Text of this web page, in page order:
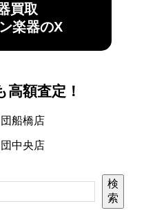
買取
楽器のX
高額査定！
船橋店
中央店
検
索